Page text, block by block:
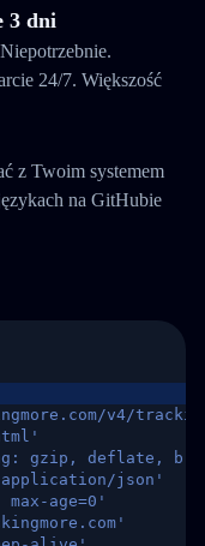
3 dni
24/7. Większość
z Twoim systemem
na GitHubie
v4/trackings/
gzip, deflate,
application/json'
age=0'